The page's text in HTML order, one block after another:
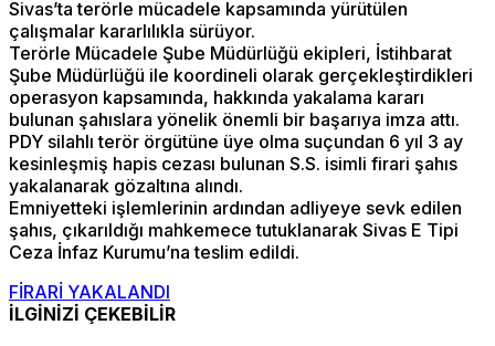
Sivas’ta terörle mücadele kapsamında yürütülen
çalışmalar kararlılıkla sürüyor.
Terörle Mücadele Şube Müdürlüğü ekipleri, İstihbarat
Şube Müdürlüğü ile koordineli olarak gerçekleştirdikleri
operasyon kapsamında, hakkında yakalama kararı
bulunan şahıslara yönelik önemli bir başarıya imza attı.
PDY silahlı terör örgütüne üye olma suçundan 6 yıl 3 ay
kesinleşmiş hapis cezası bulunan S.S. isimli firari şahıs
yakalanarak gözaltına alındı.
Emniyetteki işlemlerinin ardından adliyeye sevk edilen
şahıs, çıkarıldığı mahkemece tutuklanarak Sivas E Tipi
Ceza İnfaz Kurumu’na teslim edildi.
FİRARİ YAKALANDI
İLGİNİZİ ÇEKEBİLİR